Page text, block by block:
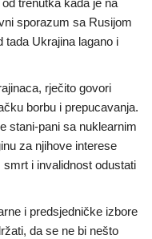
trenutka kada je na
sporazum sa Rusijom
tada Ukrajina lagano i
rječito govori
borbu i prepucavanja.
stani-pani sa nuklearnim
za njihove interese
i invalidnost odustati
i predsjedničke izbore
da se ne bi nešto